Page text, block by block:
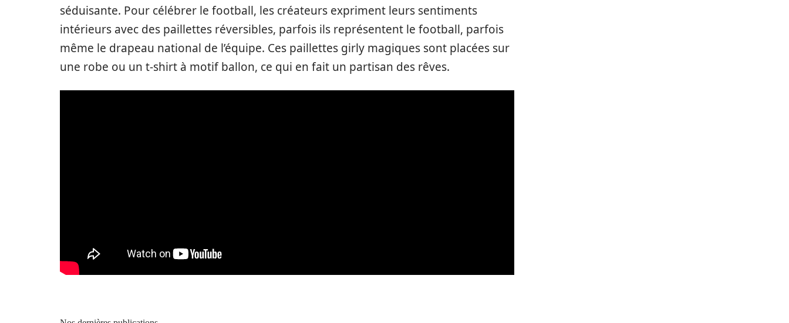
séduisante. Pour célébrer le football, les créateurs expriment leurs sentiments
intérieurs avec des paillettes réversibles, parfois ils représentent le football, parfois
même le drapeau national de l’équipe. Ces paillettes girly magiques sont placées sur
une robe ou un t-shirt à motif ballon, ce qui en fait un partisan des rêves.